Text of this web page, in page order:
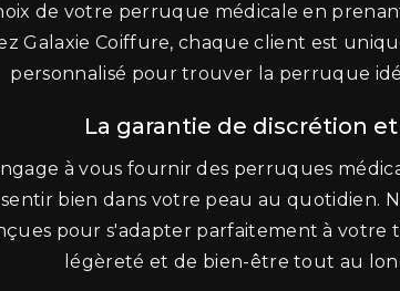
de votre perruque médicale en
Galaxie Coiffure, chaque client est
personnalisé pour trouver la perruque
La garantie de discrétion
à vous fournir des perruques
bien dans votre peau au quotidien.
pour s'adapter parfaitement à votre
légèreté et de bien-être tout au